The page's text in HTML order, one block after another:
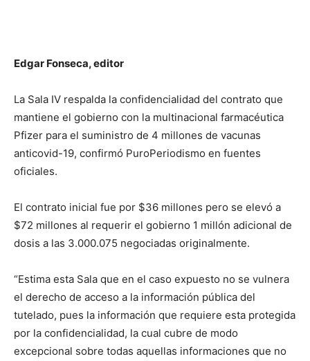
Edgar Fonseca, editor
La Sala IV respalda la confidencialidad del contrato que
mantiene el gobierno con la multinacional farmacéutica
Pfizer para el suministro de 4 millones de vacunas
anticovid-19, confirmó PuroPeriodismo en fuentes
oficiales.
El contrato inicial fue por $36 millones pero se elevó a
$72 millones al requerir el gobierno 1 millón adicional de
dosis a las 3.000.075 negociadas originalmente.
“Estima esta Sala que en el caso expuesto no se vulnera
el derecho de acceso a la información pública del
tutelado, pues la información que requiere esta protegida
por la confidencialidad, la cual cubre de modo
excepcional sobre todas aquellas informaciones que no